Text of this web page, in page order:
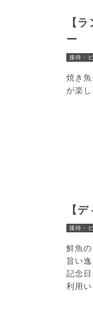
【
ー
接待・
焼き
が楽
【
接待・
鮮魚
旨い
記念
利用い